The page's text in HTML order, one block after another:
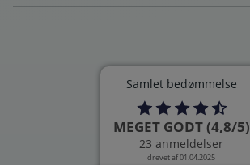
Samlet bedømmelse
MEGET GODT (4,8/5)
23 anmeldelser
drevet af 01.04.2025